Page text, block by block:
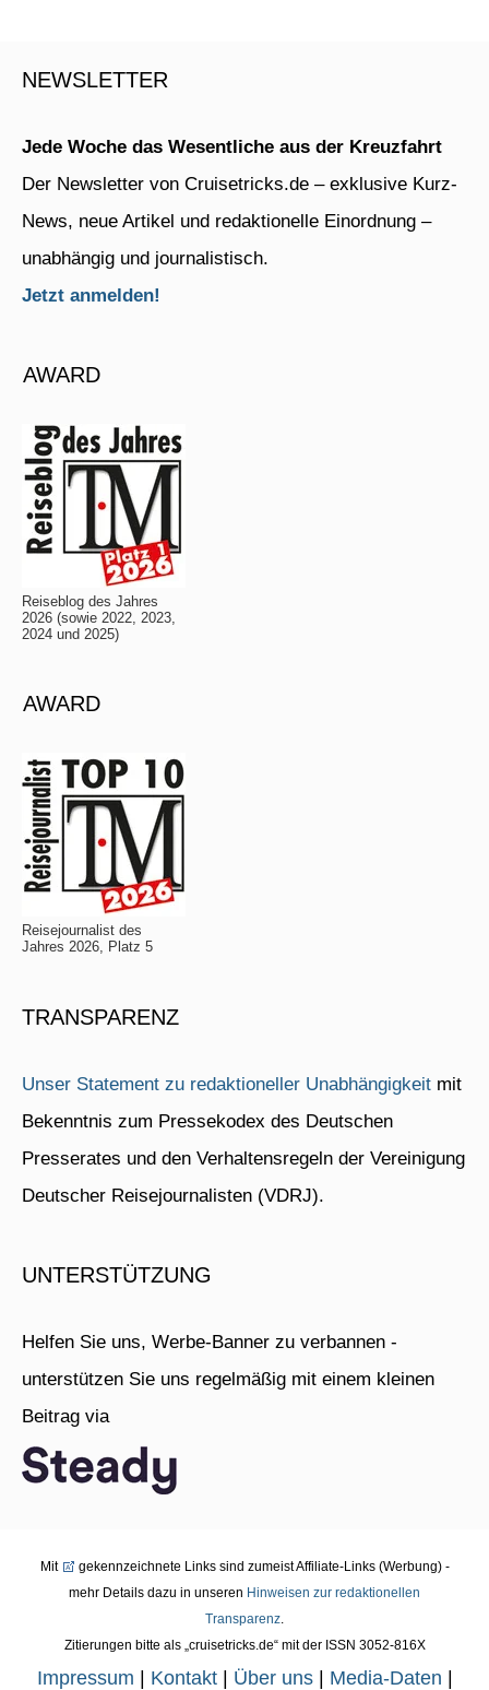
NEWSLETTER
Jede Woche das Wesentliche aus der Kreuzfahrt
Der Newsletter von Cruisetricks.de – exklusive Kurz-
News, neue Artikel und redaktionelle Einordnung –
unabhängig und journalistisch.
Jetzt anmelden!
AWARD
Reiseblog des Jahres
2026 (sowie 2022, 2023,
2024 und 2025)
AWARD
Reisejournalist des
Jahres 2026, Platz 5
TRANSPARENZ
Unser Statement zu redaktioneller Unabhängigkeit mit
Bekenntnis zum Pressekodex des Deutschen
Presserates und den Verhaltensregeln der Vereinigung
Deutscher Reisejournalisten (VDRJ).
UNTERSTÜTZUNG
Helfen Sie uns, Werbe-Banner zu verbannen -
unterstützen Sie uns regelmäßig mit einem kleinen
Beitrag via
Mit
gekennzeichnete Links sind zumeist Affiliate-Links (Werbung) -
mehr Details dazu in unseren Hinweisen zur redaktionellen
Transparenz
Zitierungen bitte als „cruisetricks.de“ mit der ISSN 3052-816X
Impressum | Kontakt| Über uns| Media-Daten |